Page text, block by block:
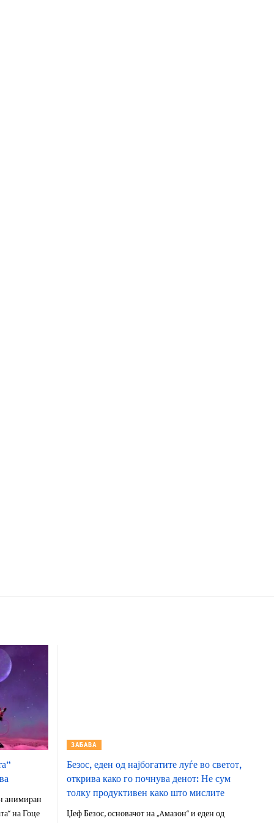
анимиран
на Гоце
ЗАБАВА
Безос, еден од најбогатите луѓе во светот,
открива како го почнува денот: Не сум
толку продуктивен како што мислите
Џеф Безос, основачот на „Aмазон“ и еден од